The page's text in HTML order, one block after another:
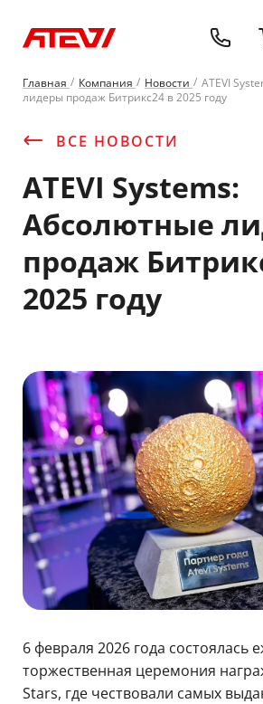
Главная Компания Новости
ATEVI
лидеры продаж Битрикс24 в 2025 году
ВСЕ НОВОСТИ
ATEVI Systems:
Абсолютные
продаж
2025 году
6 февраля 2026 года состоялась
торжественная церемония
Stars, где чествовали самых